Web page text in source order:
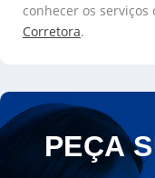
conhecer os serviços
Corretora.
PEÇA